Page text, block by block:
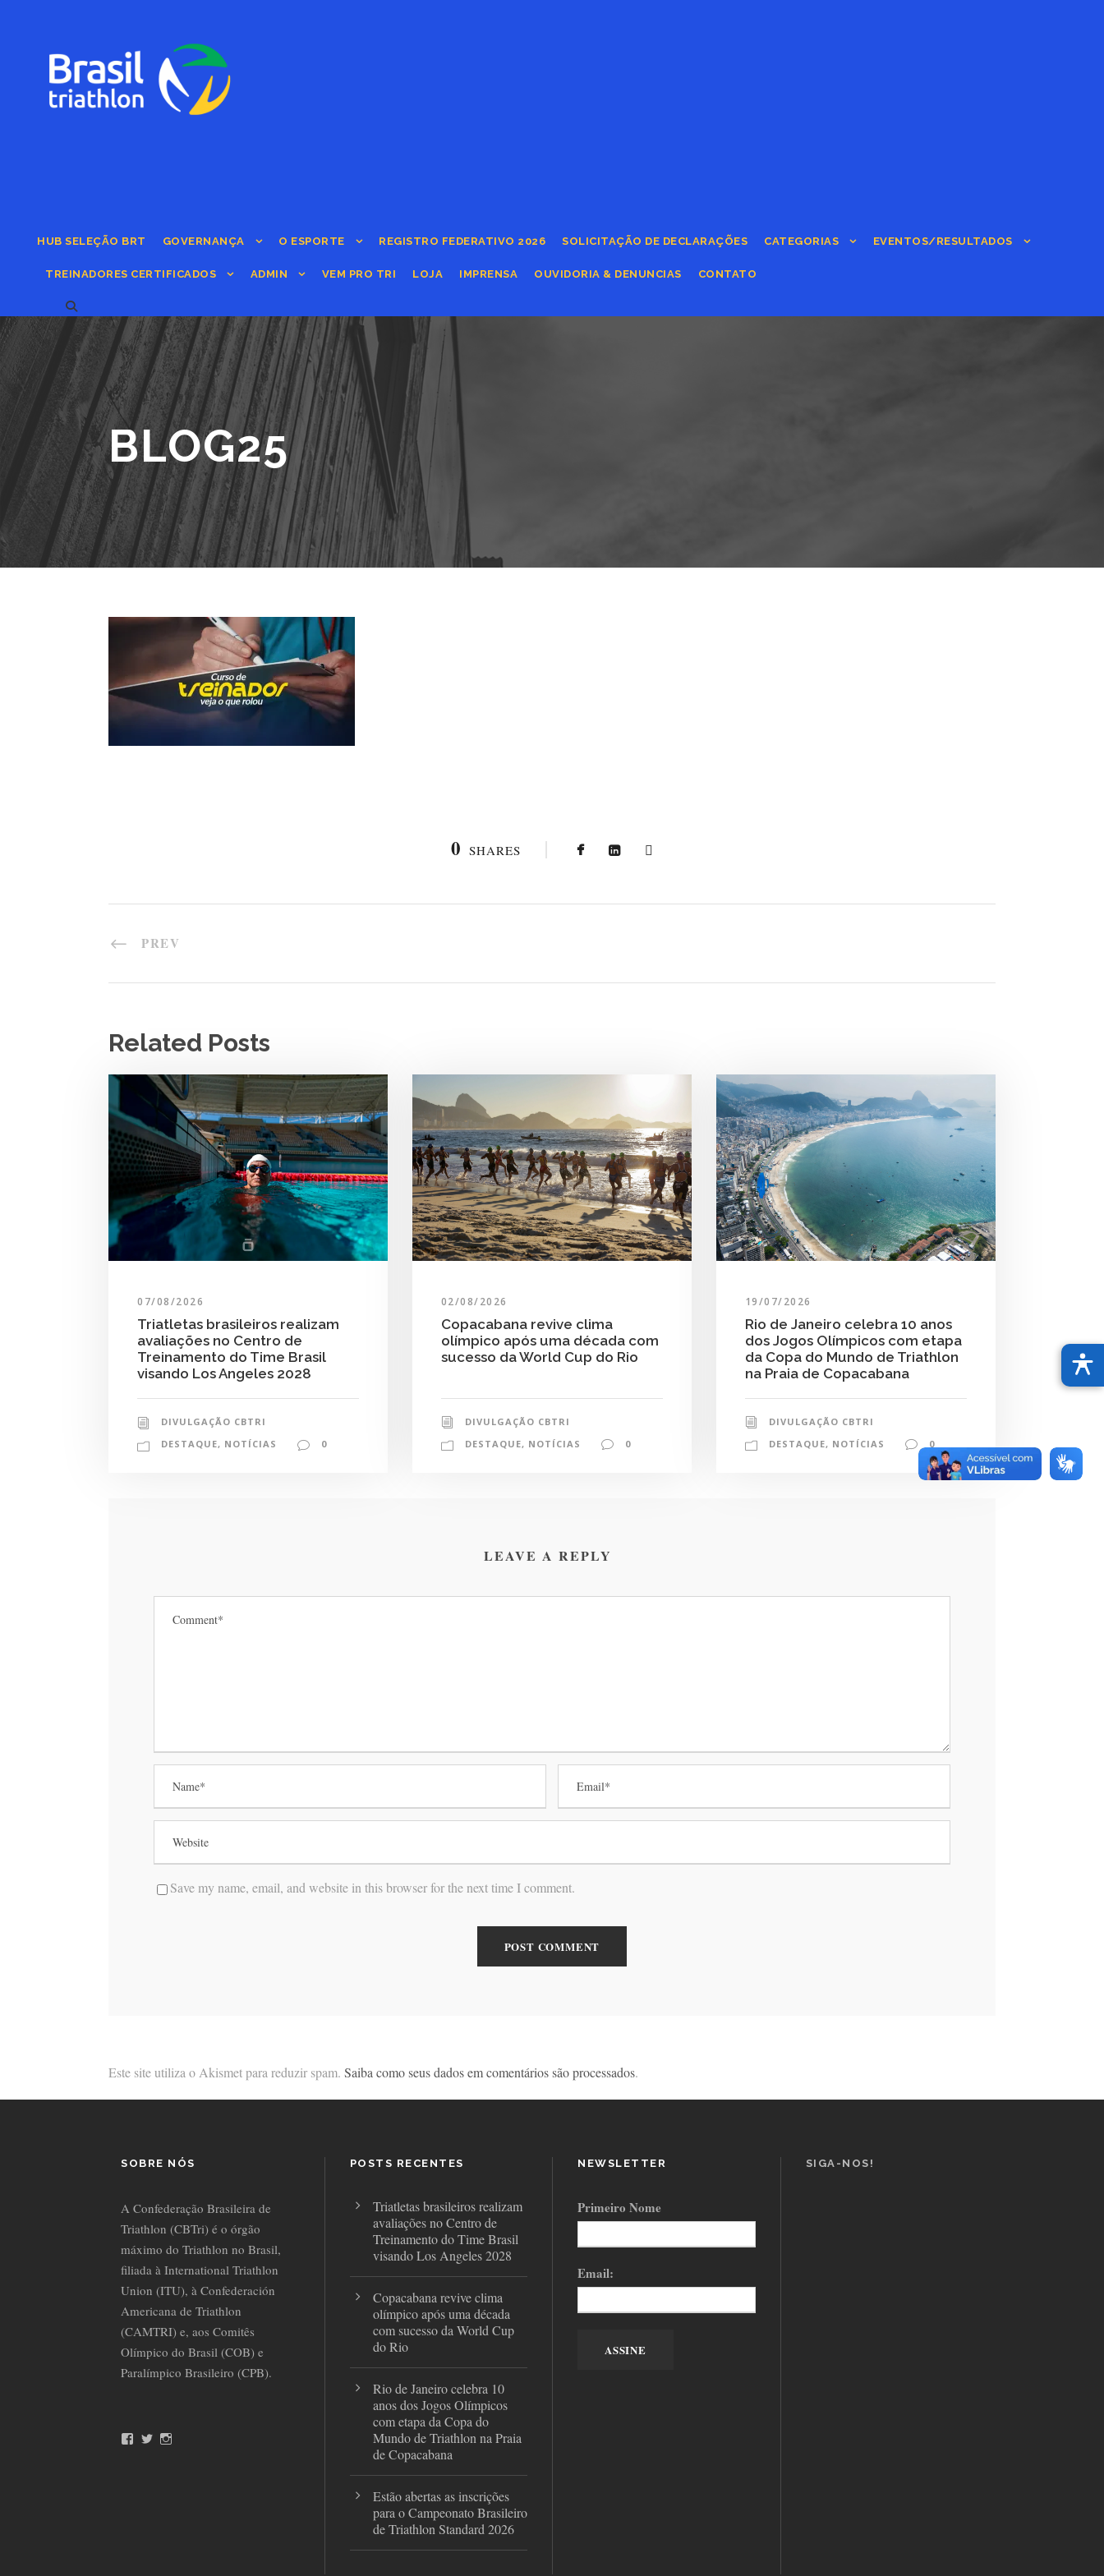
HUB SELEÇÃO BRT GOVERNANÇA O ESPORTE REGISTRO FEDERATIVO 2026 SOLICITAÇÃO DE DECLARAÇÕES CATEGORIAS EVENTOS/RESULTADOS
TREINADORES CERTIFICADOS ADMIN VEM PRO TRI LOJA IMPRENSA OUVIDORIA & DENUNCIAS CONTATO
BLOG25
0 SHARES
PREV
Related Posts
07/08/2026
Triatletas brasileiros realizam
avaliações no Centro de
Treinamento do Time Brasil
visando Los Angeles 2028
DIVULGAÇÃO CBTRI
DESTAQUE, NOTÍCIAS 0
02/08/2026
Copacabana revive clima
olímpico após uma década com
sucesso da World Cup do Rio
DIVULGAÇÃO CBTRI
DESTAQUE, NOTÍCIAS 0
19/07/2026
Rio de Janeiro celebra 10 anos
dos Jogos Olímpicos com etapa
da Copa do Mundo de Triathlon
na Praia de Copacabana
DIVULGAÇÃO CBTRI
DESTAQUE, NOTÍCIAS 0
LEAVE A REPLY
Save my name, email, and website in this browser for the next time I comment.
Este site utiliza o Akismet para reduzir spam. Saiba como seus dados em comentários são processados.
SOBRE NÓS
A Confederação Brasileira de
Triathlon (CBTri) é o órgão
máximo do Triathlon no Brasil,
filiada à International Triathlon
Union (ITU), à Confederación
Americana de Triathlon
(CAMTRI) e, aos Comitês
Olímpico do Brasil (COB) e
Paralímpico Brasileiro (CPB).
T
POSTS RECENTES
Triatletas brasileiros realizam
avaliações no Centro de
Treinamento do Time Brasil
visando Los Angeles 2028
Copacabana revive clima
olímpico após uma década
com sucesso da World Cup
do Rio
Rio de Janeiro celebra 10
anos dos Jogos Olímpicos
com etapa da Copa do
Mundo de Triathlon na Praia
de Copacabana
Estão abertas as inscrições
para o Campeonato Brasileiro
de Triathlon Standard 2026
NEWSLETTER
Primeiro Nome
Email:
SIGA-NOS!